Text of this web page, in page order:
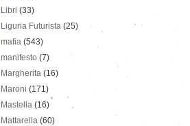
Libri (33)
Liguria Futurista (25)
mafia (543)
manifesto (7)
Margherita (16)
Maroni (171)
Mastella (16)
Mattarella (60)